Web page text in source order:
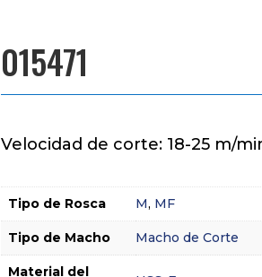
015471
Velocidad de corte: 18-25 m/
Tipo de Rosca M, MF
Tipo de Macho Macho de Corte
Material del